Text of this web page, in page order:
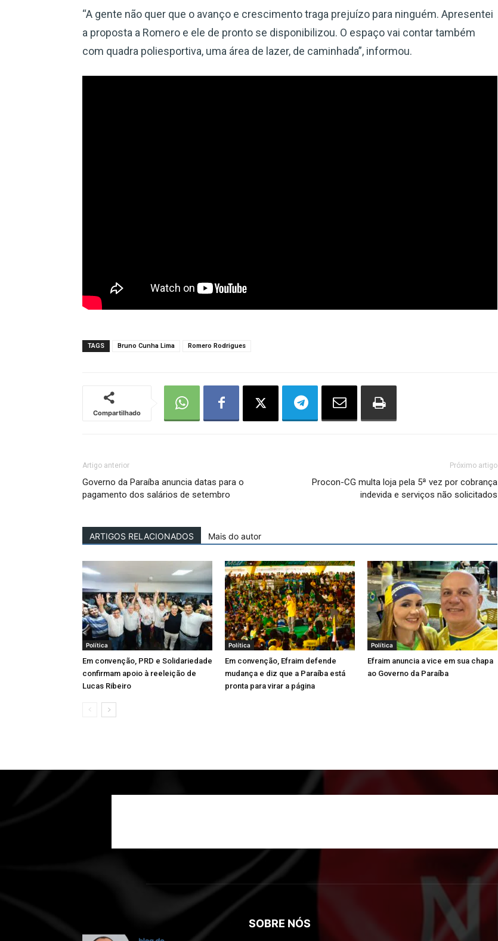
“A gente não quer que o avanço e crescimento traga prejuízo para ninguém. Apresentei
a proposta a Romero e ele de pronto se disponibilizou. O espaço vai contar também
com quadra poliesportiva, uma área de lazer, de caminhada”, informou.
TAGS Bruno Cunha Lima Romero Rodrigues
Compartilhado
Artigo anterior
Governo da Paraíba anuncia datas para o
pagamento dos salários de setembro
Próximo artigo
Procon-CG multa loja pela 5ª vez por cobrança
indevida e serviços não solicitados
ARTIGOS RELACIONADOS Mais do autor
Política
Em convenção, PRD e Solidariedade
confirmam apoio à reeleição de
Lucas Ribeiro
Política
Em convenção, Efraim defende
mudança e diz que a Paraíba está
pronta para virar a página
Política
Efraim anuncia a vice em sua chapa
ao Governo da Paraíba
SOBRE NÓS